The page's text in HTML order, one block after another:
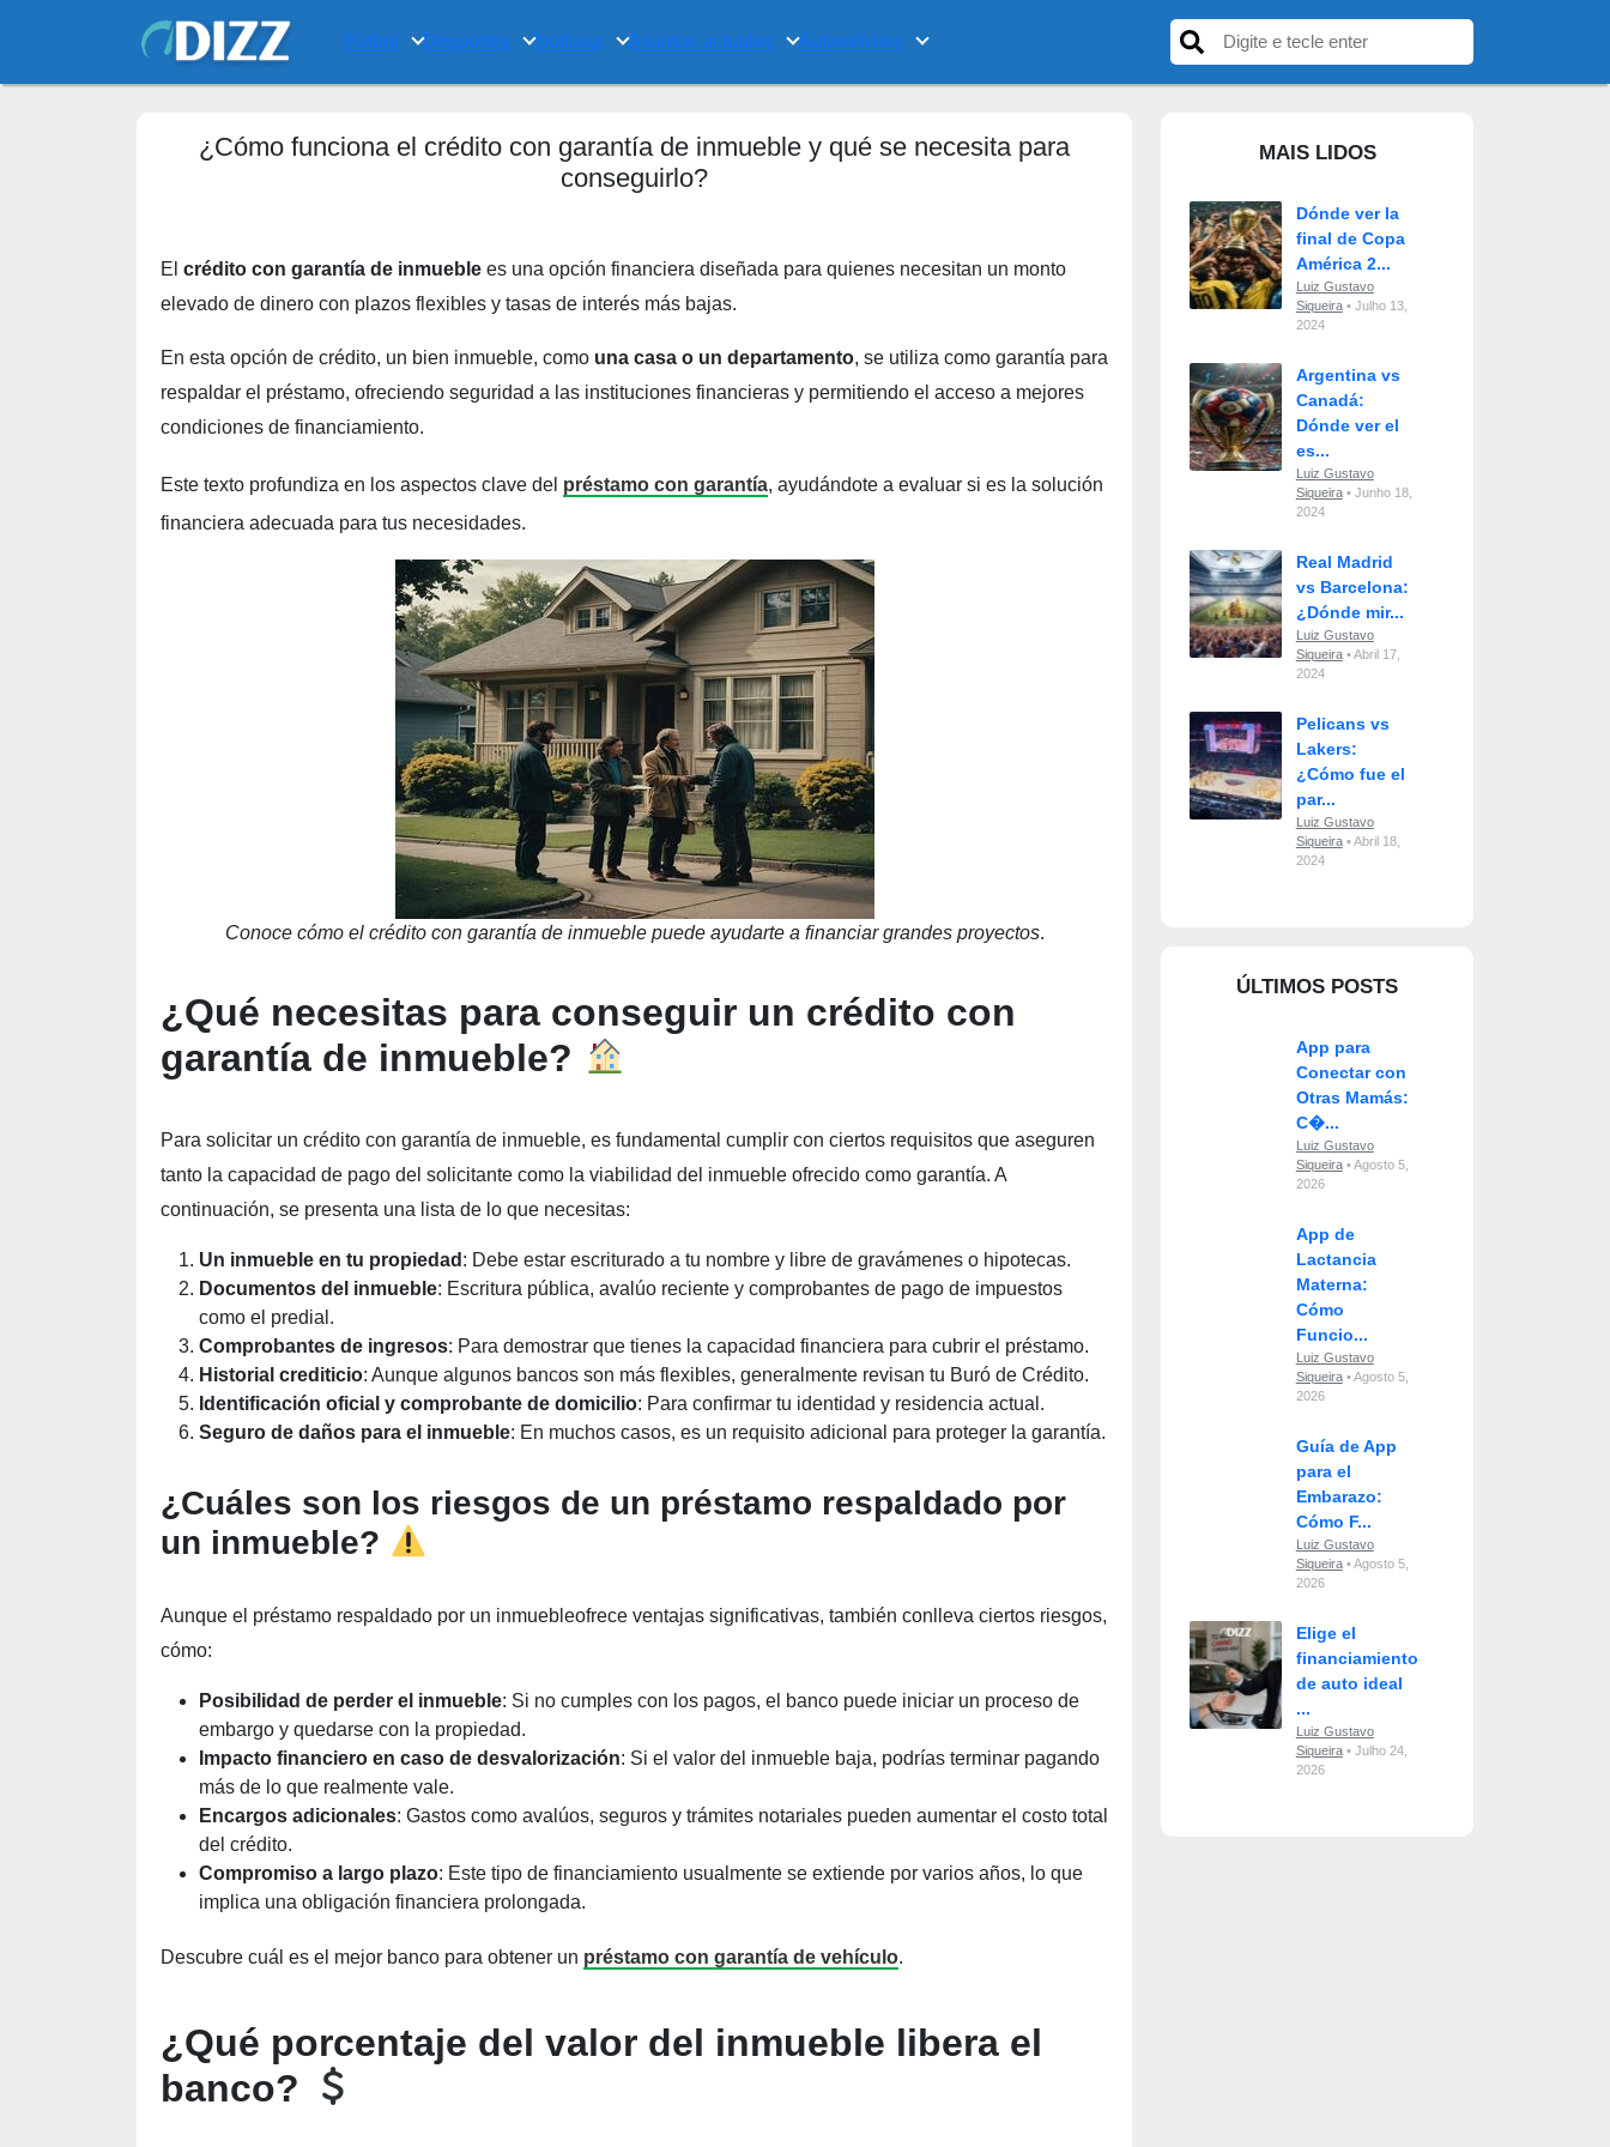
Fútbol Desportes Noticias Asuntos actuales Automóviles
¿Cómo funciona el crédito con garantía de inmueble y qué se necesita para
conseguirlo?
El crédito con garantía de inmueble es una opción financiera diseñada para quienes necesitan un monto
elevado de dinero con plazos flexibles y tasas de interés más bajas.
En esta opción de crédito, un bien inmueble, como una casa o un departamento, se utiliza como garantía para
respaldar el préstamo, ofreciendo seguridad a las instituciones financieras y permitiendo el acceso a mejores
condiciones de financiamiento.
Este texto profundiza en los aspectos clave del préstamo con garantía, ayudándote a evaluar si es la solución
financiera adecuada para tus necesidades.
Conoce cómo el crédito con garantía de inmueble puede ayudarte a financiar grandes proyectos.
¿Qué necesitas para conseguir un crédito con
garantía de inmueble?
Para solicitar un crédito con garantía de inmueble, es fundamental cumplir con ciertos requisitos que aseguren
tanto la capacidad de pago del solicitante como la viabilidad del inmueble ofrecido como garantía. A
continuación, se presenta una lista de lo que necesitas:
Un inmueble en tu propiedad : Debe estar escriturado a tu nombre y libre de gravámenes o hipotecas.
Documentos del inmueble: Escritura pública, avalúo reciente y comprobantes de pago de impuestos
como el predial.
Comprobantes de ingresos: Para demostrar que tienes la capacidad financiera para cubrir el préstamo.
Historial crediticio: Aunque algunos bancos son más flexibles, generalmente revisan tu Buró de Crédito.
Identificación oficial y comprobante de domicilio: Para confirmar tu identidad y residencia actual.
Seguro de daños para el inmueble: En muchos casos, es un requisito adicional para proteger la garantía.
¿Cuáles son los riesgos de un préstamo respaldado por
un inmueble?
Aunque el préstamo respaldado por un inmuebleofrece ventajas significativas, también conlleva ciertos riesgos,
cómo:
Posibilidad de perder el inmueble: Si no cumples con los pagos, el banco puede iniciar un proceso de
embargo y quedarse con la propiedad.
Impacto financiero en caso de desvalorización: Si el valor del inmueble baja, podrías terminar pagando
más de lo que realmente vale.
Encargos adicionales: Gastos como avalúos, seguros y trámites notariales pueden aumentar el costo total
del crédito.
Compromiso a largo plazo: Este tipo de financiamiento usualmente se extiende por varios años, lo que
implica una obligación financiera prolongada.
Descubre cuál es el mejor banco para obtener un préstamo con garantía de vehículo.
¿Qué porcentaje del valor del inmueble libera el
banco?
MAIS LIDOS
Dónde ver la
final de Copa
América 2...
Luiz Gustavo
Siqueira• Julho 13,
2024
Argentina vs
Canadá:
Dónde ver el
es...
Luiz Gustavo
Siqueira• Junho 18,
2024
Real Madrid
vs Barcelona:
¿Dónde mir...
Luiz Gustavo
Siqueira• Abril 17,
2024
Pelicans vs
Lakers:
¿Cómo fue el
par...
Luiz Gustavo
Siqueira• Abril 18,
2024
ÚLTIMOS POSTS
App para
Conectar con
Otras Mamás:
C�...
Luiz Gustavo
Siqueira• Agosto 5,
2026
App de
Lactancia
Materna:
Cómo
Funcio...
Luiz Gustavo
Siqueira• Agosto 5,
2026
Guía de App
para el
Embarazo:
Cómo F...
Luiz Gustavo
Siqueira• Agosto 5,
2026
Elige el
financiamiento
de auto ideal
...
Luiz Gustavo
Siqueira• Julho 24,
2026